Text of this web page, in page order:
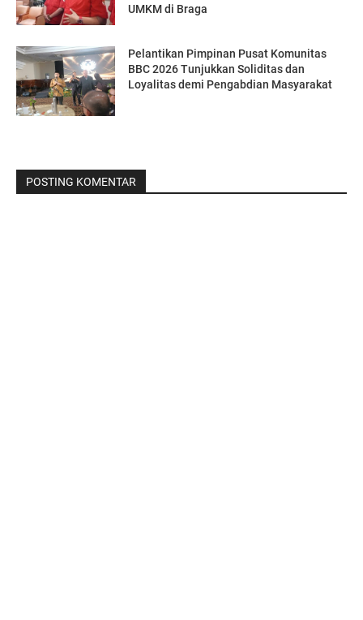
UMKM di Braga
Pelantikan Pimpinan Pusat Komunitas
BBC 2026 Tunjukkan Soliditas dan
Loyalitas demi Pengabdian Masyarakat
POSTING KOMENTAR